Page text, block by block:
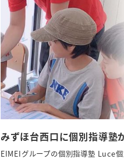
みずほ台西口に個別指導塾
EIMEIグループの個別指導塾 Luce